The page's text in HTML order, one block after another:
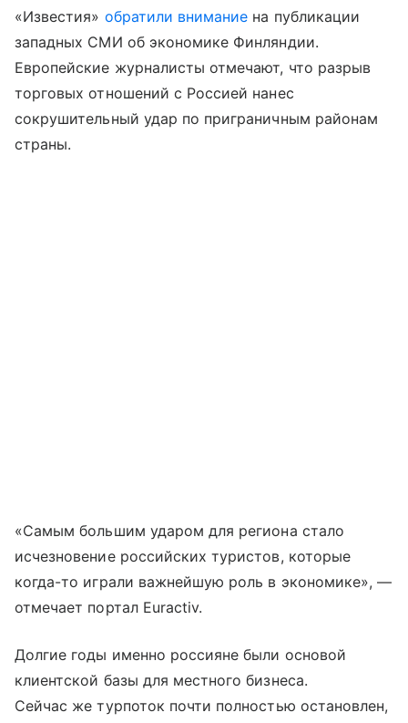
«Известия» обратили внимание на публикации
западных СМИ об экономике Финляндии.
Европейские журналисты отмечают, что разрыв
торговых отношений с Россией нанес
сокрушительный удар по приграничным районам
страны.
«Самым большим ударом для региона стало
исчезновение российских туристов, которые
когда-то играли важнейшую роль в экономике», —
отмечает портал Euractiv.
Долгие годы именно россияне были основой
клиентской базы для местного бизнеса.
Сейчас же турпоток почти полностью остановлен,